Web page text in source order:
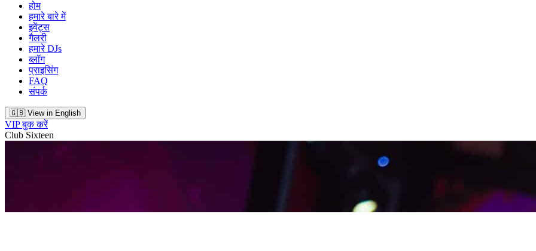
होम
हमारे बारे में
इवेंट्स
गैलरी
हमारे DJs
ब्लॉग
प्राइसिंग
FAQ
संपर्क
🇬🇧 View in English
VIP बुक करें
Club Sixteen